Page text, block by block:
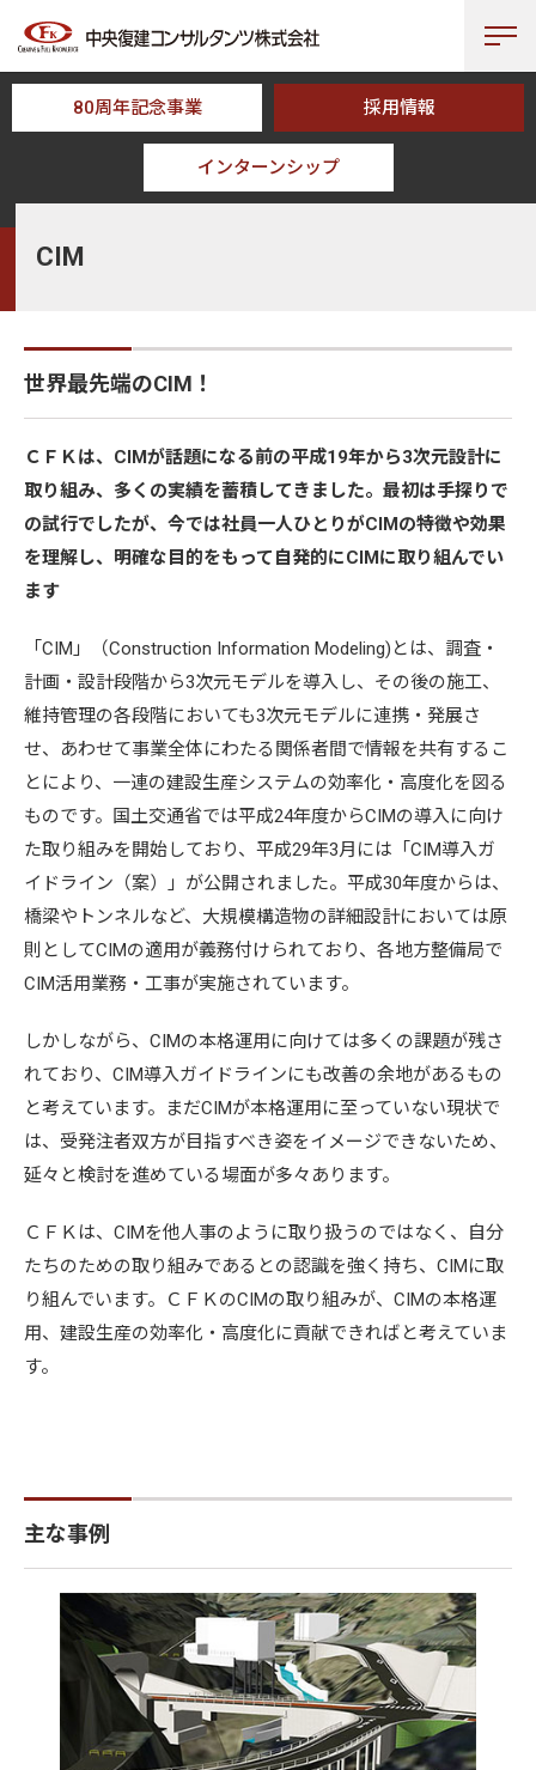
80周年記念事業 採用情報
インターンシップ
総合インフラマネジメント
CIM
世界最先端のCIM！
ＣＦＫは、CIMが話題になる前の平成19年から3次元設計に
取り組み、多くの実績を蓄積してきました。最初は手探りで
の試行でしたが、今では社員一人ひとりがCIMの特徴や効果
を理解し、明確な目的をもって自発的にCIMに取り組んでい
ます
「CIM」（Construction Information Modeling)とは、調査・
計画・設計段階から3次元モデルを導入し、その後の施工、
維持管理の各段階においても3次元モデルに連携・発展さ
せ、あわせて事業全体にわたる関係者間で情報を共有するこ
とにより、一連の建設生産システムの効率化・高度化を図る
ものです。国土交通省では平成24年度からCIMの導入に向け
た取り組みを開始しており、平成29年3月には「CIM導入ガ
イドライン（案）」が公開されました。平成30年度からは、
橋梁やトンネルなど、大規模構造物の詳細設計においては原
則としてCIMの適用が義務付けられており、各地方整備局で
CIM活用業務・工事が実施されています。
しかしながら、CIMの本格運用に向けては多くの課題が残さ
れており、CIM導入ガイドラインにも改善の余地があるもの
と考えています。まだCIMが本格運用に至っていない現状で
は、受発注者双方が目指すべき姿をイメージできないため、
延々と検討を進めている場面が多々あります。
ＣＦＫは、CIMを他人事のように取り扱うのではなく、自分
たちのための取り組みであるとの認識を強く持ち、CIMに取
り組んでいます。ＣＦＫのCIMの取り組みが、CIMの本格運
用、建設生産の効率化・高度化に貢献できればと考えていま
す。
主な事例